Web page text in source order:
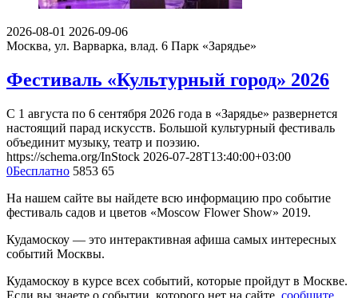
2026-08-01 2026-09-06
Москва, ул. Варварка, влад. 6 Парк «Зарядье»
Фестиваль «Культурный город» 2026
С 1 августа по 6 сентября 2026 года в «Зарядье» развернется
настоящий парад искусств. Большой культурный фестиваль
объединит музыку, театр и поэзию.
https://schema.org/InStock 2026-07-28T13:40:00+03:00
0Бесплатно 5853 65
На нашем сайте вы найдете всю информацию про событие
фестиваль садов и цветов «Moscow Flower Show» 2019.
Кудамоскоу — это интерактивная афиша самых интересных
событий Москвы.
Кудамоскоу в курсе всех событий, которые пройдут в Москве.
Если вы знаете о событии, которого нет на сайте, сообщите